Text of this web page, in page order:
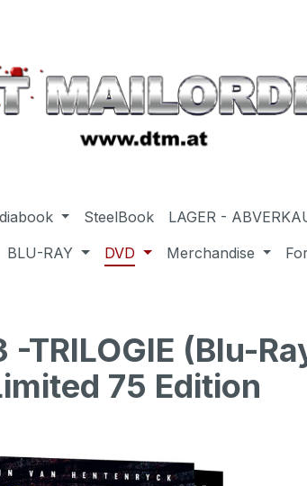
SteelBook LAGER -
BLU-RAY DVD Merchandise
-TRILOGIE (Blu-
75 Edition